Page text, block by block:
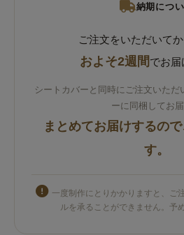
納期につ
ご注文をいただいてか
およそ2週間でお届
シートカバーと同時にご注文いただ
ーに同梱してお届
まとめてお届けするの
す。
一度制作にとりかかりますと、ご
ルを承ることができません。予